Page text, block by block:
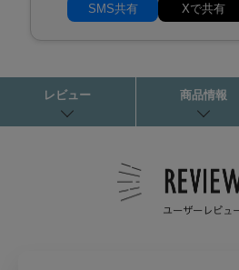
SMS共有
Xで共有
レビュー 商品情報